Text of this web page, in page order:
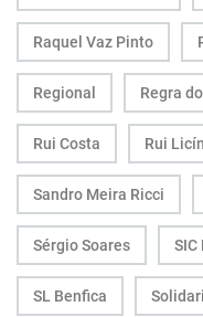
Raquel Vaz Pinto
Regional Regra
Rui Costa Rui
Sandro Meira Ricci
Sérgio Soares
SL Benfica